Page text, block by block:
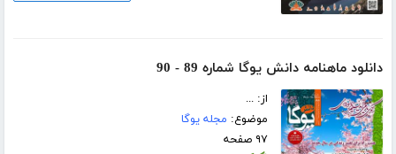
دانلود ماهنامه دانش یوگا شماره 89 - 90
از: ...
موضوع: مجله یوگا
۹۷ صفحه